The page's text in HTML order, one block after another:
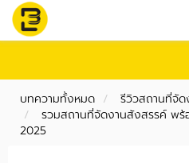
บทความทั้งหมด
รีวิวสถานที่จัด
รวมสถานที่จัดงานสังสรรค์ พร้อ
2025